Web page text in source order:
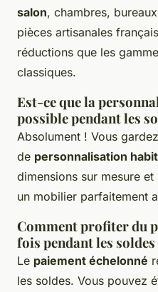
salon, chambres,
pièces artisanales
réductions que les
classiques.
Est-ce que la
possible pendant les
Absolument ! Vous
de personnalisation
dimensions sur mesure
un mobilier parfaitement
Comment profiter du
fois pendant les soldes
Le paiement échelonné
les soldes. Vous pouvez